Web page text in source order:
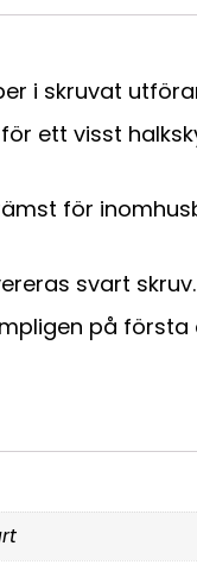
i skruvat
ett visst
för
svart skruv.
på